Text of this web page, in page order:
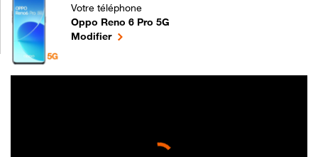
Votre téléphone
Oppo Reno 6 Pro 5G
Comment limiter les notifications sur votre mobile
Modifierle téléphone sélectionné